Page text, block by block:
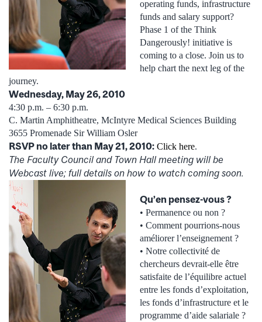
operating funds, infrastructure
funds and salary support?
Phase 1 of the Think
Dangerously! initiative is
coming to a close. Join us to
help chart the next leg of the
journey.
Wednesday, May 26, 2010
4:30 p.m. – 6:30 p.m.
C. Martin Amphitheatre, McIntyre Medical Sciences Building
3655 Promenade Sir William Osler
RSVP no later than May 21, 2010: Click here.
The Faculty Council and Town Hall meeting will be
Webcast live; full details on how to watch coming soon.
Qu’en pensez-vous ?
• Permanence ou non ?
• Comment pourrions-nous
améliorer l’enseignement ?
• Notre collectivité de
chercheurs devrait-elle être
satisfaite de l’équilibre actuel
entre les fonds d’exploitation,
les fonds d’infrastructure et le
programme d’aide salariale ?